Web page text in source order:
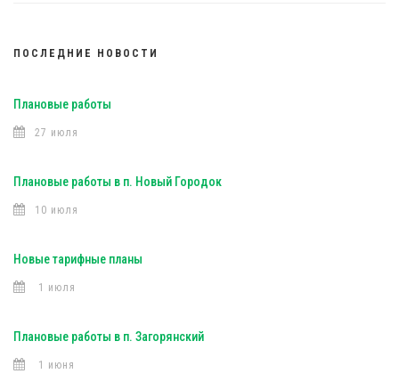
ПОСЛЕДНИЕ НОВОСТИ
Плановые работы
27 июля
Плановые работы в п. Новый Городок
10 июля
Новые тарифные планы
1 июля
Плановые работы в п. Загорянский
1 июня